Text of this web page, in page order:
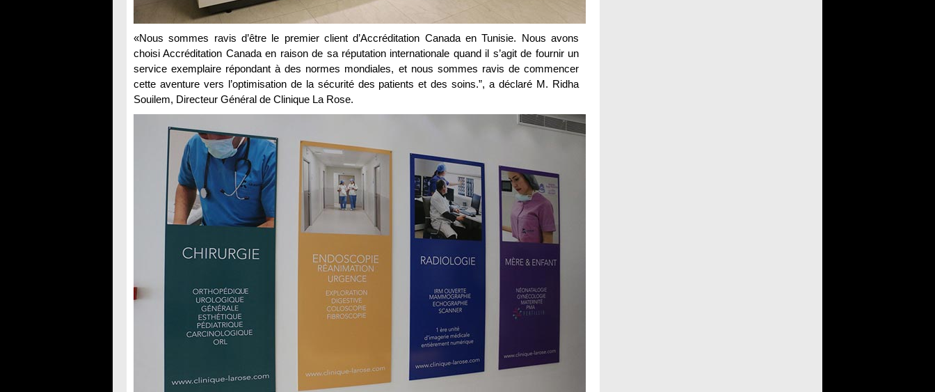
«Nous sommes ravis d’être le premier client d’Accréditation Canada en Tunisie. Nous avons
choisi Accréditation Canada en raison de sa réputation internationale quand il s’agit de fournir un
service exemplaire répondant à des normes mondiales, et nous sommes ravis de commencer
cette aventure vers l’optimisation de la sécurité des patients et des soins.”, a déclaré M. Ridha
Souilem, Directeur Général de Clinique La Rose.